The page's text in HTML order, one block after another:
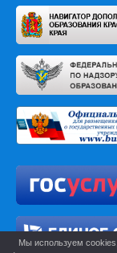
Мы используем